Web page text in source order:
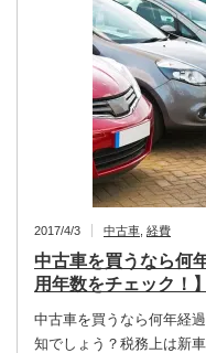
2017/4/3 中古車 経費
中古車を買うなら何
用年数をチェック！】
中古車を買うなら何年経
知でしょう？税務上は新